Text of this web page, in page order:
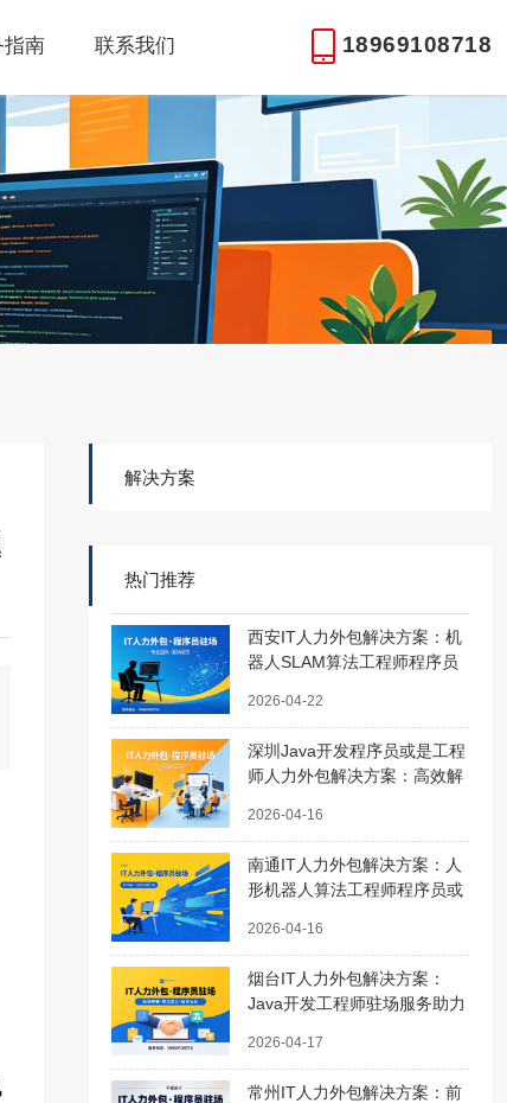
18969108718
指南 联系我们
解决方案
热门推荐
西安IT人力外包解决方案：机
器人SLAM算法工程师程序员
搭建技术团队
2026-04-22
深圳Java开发程序员或是工程
师人力外包解决方案：高效解
2026-04-16
南通IT人力外包解决方案：人
形机器人算法工程师程序员或
效发展
2026-04-16
烟台IT人力外包解决方案：
Java开发工程师驻场服务助力
2026-04-17
常州IT人力外包解决方案：前